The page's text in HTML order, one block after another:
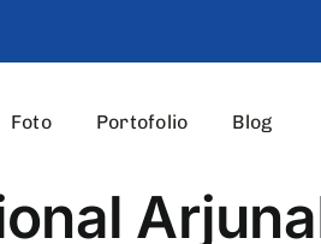
Foto Portofolio Blog